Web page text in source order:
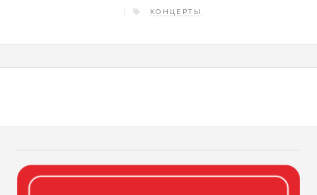
КОНЦЕРТЫ